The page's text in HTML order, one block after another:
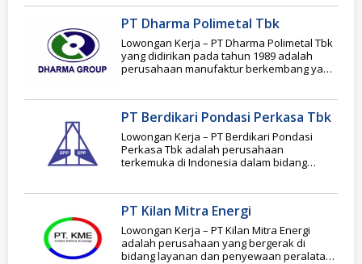
PT Dharma Polimetal Tbk
Lowongan Kerja – PT Dharma Polimetal Tbk
yang didirikan pada tahun 1989 adalah
perusahaan manufaktur berkembang yang
PT Berdikari Pondasi Perkasa Tbk
Lowongan Kerja – PT Berdikari Pondasi
Perkasa Tbk adalah perusahaan
terkemuka di Indonesia dalam bidang
PT Kilan Mitra Energi
Lowongan Kerja – PT Kilan Mitra Energi
adalah perusahaan yang bergerak di
bidang layanan dan penyewaan peralatan